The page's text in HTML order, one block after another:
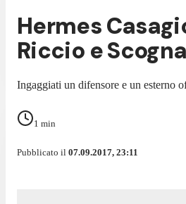
Hermes
Riccio e
Ingaggiati un difensore e un esterno
1 min
Pubblicato il 07.09.2017, 23:11